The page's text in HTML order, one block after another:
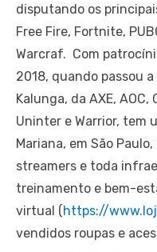
disputando os
Free Fire, Fortnite,
Warcraf. Com
2018, quando passou
Kalunga, da AXE, AOC,
Uninter e Warrior, tem
Mariana, em São
streamers e toda
treinamento e bem-
virtual (https://
vendidos roupas e